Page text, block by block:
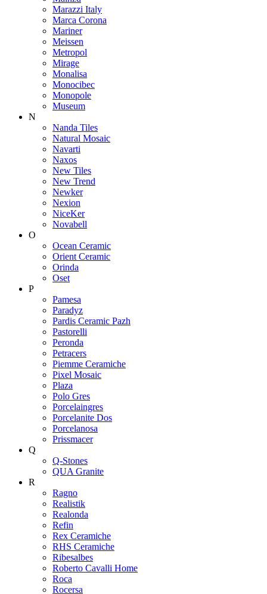
Marazzi Italy
Marca Corona
Mariner
Meissen
Metropol
Mirage
Monalisa
Monocibec
Monopole
Museum
N
Nanda Tiles
Natural Mosaic
Navarti
Naxos
New Tiles
New Trend
Newker
Nexion
NiceKer
Novabell
O
Ocean Ceramic
Orient Ceramic
Orinda
Oset
P
Pamesa
Paradyz
Pardis Ceramic Pazh
Pastorelli
Peronda
Petracers
Piemme Ceramiche
Pixel Mosaic
Plaza
Polo Gres
Porcelaingres
Porcelanite Dos
Porcelanosa
Prissmacer
Q
Q-Stones
QUA Granite
R
Ragno
Realistik
Realonda
Refin
Rex Ceramiche
RHS Ceramiche
Ribesalbes
Roberto Cavalli Home
Roca
Rocersa